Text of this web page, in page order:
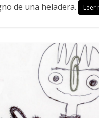
de una heladera.
Leer